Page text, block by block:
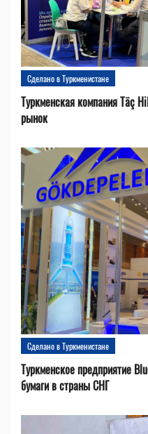
Сделано в Туркменистане
Туркменская компания Täç
рынок
Сделано в Туркменистане
Туркменское предприятие
бумаги в страны СНГ